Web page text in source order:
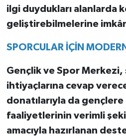
ilgi duydukları alanlarda
geliştirebilmelerine
SPORCULAR İÇİN
Gençlik ve Spor Merkezi,
ihtiyaçlarına cevap
donatılarıyla da
faaliyetlerinin verimli
amacıyla hazırlanan